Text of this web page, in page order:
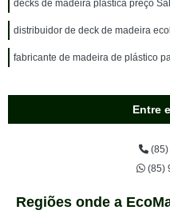
decks de madeira plástica preço
distribuidor de deck de madeira
fabricante de madeira de plástico
Entre
(85)
Regiões onde a